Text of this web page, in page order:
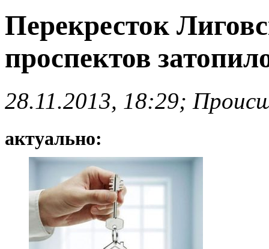
Перекресток
проспектов
28.11.2013, 18:29;
актуально: